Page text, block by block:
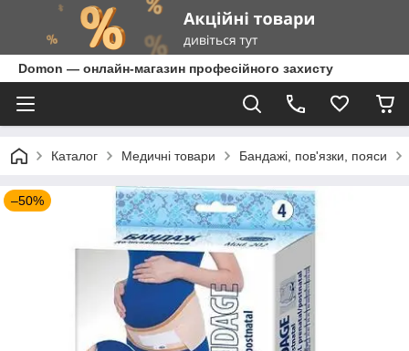
Domon — онлайн-магазин професійного захисту
Каталог Медичні товари Бандажі, пов'язки, пояси
–50%